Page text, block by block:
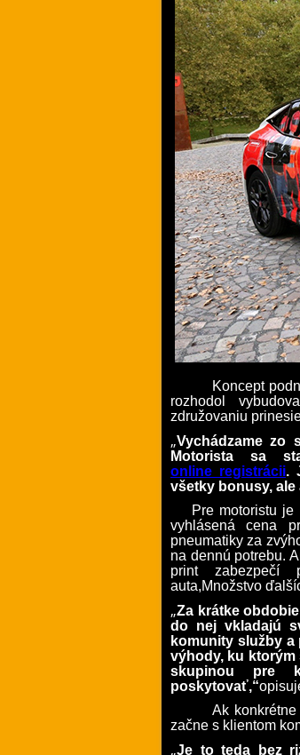
Koncept
rozhodol
združovaniu
„Vychádzame zo
Motorista sa
online registrácii.
všetky bonusy,
Pre motoristu
vyhlásená cena
pneumatiky za
na dennú potrebu.
print zabezpečí
auta,Množstvo
„Za krátke
do nej vkladajú
komunity služby a
výhody, ku ktorým
skupinou pre
poskytovať,“
Ak
začne s klientom
„Je to teda bez